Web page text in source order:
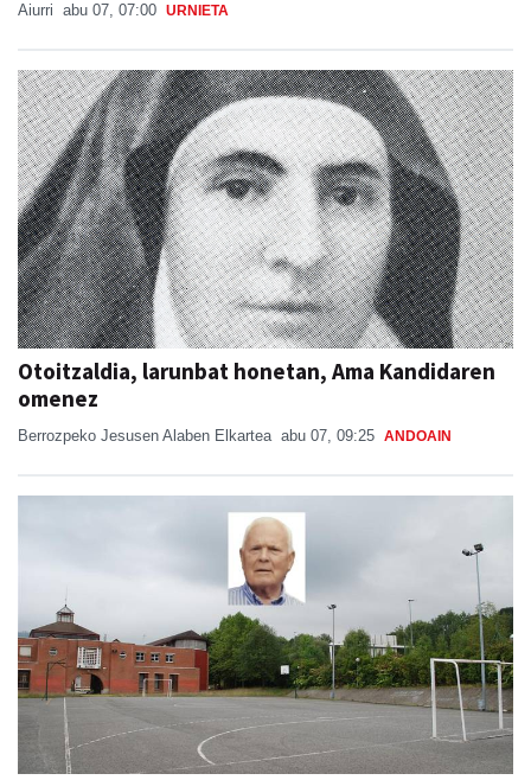
Aiurri abu 07, 07:00 URNIETA
Otoitzaldia, larunbat honetan, Ama Kandidaren
omenez
Berrozpeko Jesusen Alaben Elkartea abu 07, 09:25 ANDOAIN